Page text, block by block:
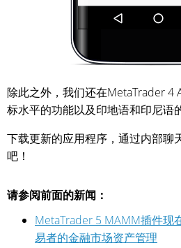
除此之外，我们还在MetaTrader 4
标水平的功能以及印地语和印尼语
下载更新的应用程序，通过内部聊
吧！
请参阅前面的新闻：
MetaTrader 5 MAMM插件现
易者的金融市场资产管理